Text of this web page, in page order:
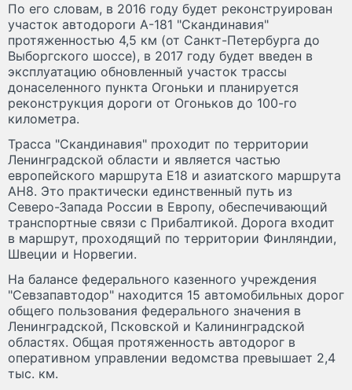
По его словам, в 2016 году будет реконструирован
участок автодороги А-181 "Скандинавия"
протяженностью 4,5 км (от Санкт-Петербурга до
Выборгского шоссе), в 2017 году будет введен в
эксплуатацию обновленный участок трассы
донаселенного пункта Огоньки и планируется
реконструкция дороги от Огоньков до 100-го
километра.
Трасса "Скандинавия" проходит по территории
Ленинградской области и является частью
европейского маршрута Е18 и азиатского маршрута
АН8. Это практически единственный путь из
Северо-Запада России в Европу, обеспечивающий
транспортные связи с Прибалтикой. Дорога входит
в маршрут, проходящий по территории Финляндии,
Швеции и Норвегии.
На балансе федерального казенного учреждения
"Севзапавтодор" находится 15 автомобильных дорог
общего пользования федерального значения в
Ленинградской, Псковской и Калининградской
областях. Общая протяженность автодорог в
оперативном управлении ведомства превышает 2,4
тыс. км.